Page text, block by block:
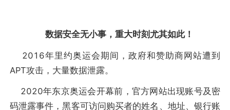
数据安全无小事，重大时刻尤其如此！
2016年里约奥运会期间，政府和赞助商网站遭到
APT攻击，大量数据泄露。
2020年东京奥运会开幕前，官方网站出现账号及密
码泄露事件，黑客可访问购买者的姓名、地址、银行账